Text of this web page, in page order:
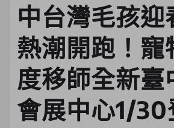
中台灣毛孩迎
熱潮開跑！寵
度移師全新臺
會展中心1/30